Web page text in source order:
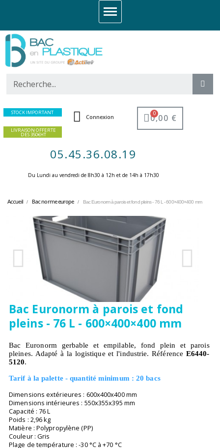
STOCK IMPORTANT
LIVRAISON OFFERTE
DES 350€HT
Connexion 0,00 €
05.45.36.08.19
Du Lundi au vendredi de 8h30 à 12h et de 14h à 17h30 ​
Accueil Bac norme europe Bac Euronorm à parois et fond pleins - 76 L - 600×400×400 mm
Bac Euronorm à parois et fond
pleins - 76 L - 600×400×400 mm
Bac Euronorm gerbable et empilable, fond plein et parois
pleines. Adapté à la logistique et l'industrie. Référence E6440-
5120.
Tarif à la palette - quantité minimum : 20 bacs
Dimensions extérieures : 600x400x400 mm
Dimensions intérieures : 550x355x395 mm
Capacité : 76 L
Poids : 2,96 kg
Matière : Polypropylène (PP)
Couleur : Gris
Plage de température : -30 °C à +70 °C